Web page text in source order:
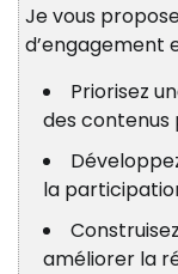
Je vous
d’engagement
Priorisez
des contenus
la
améliorer la